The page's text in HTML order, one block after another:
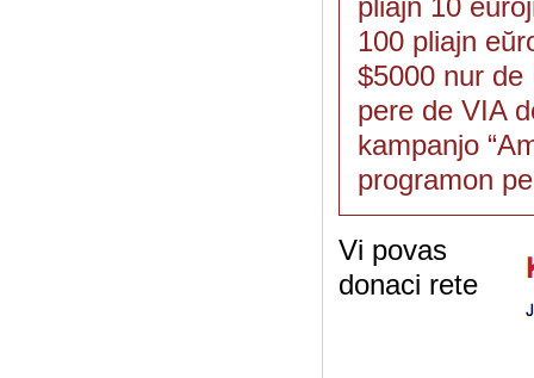
pliajn 10
100 pliajn
$5000 nur de
pere de VIA
kampanjo
programon
Vi povas
donaci rete